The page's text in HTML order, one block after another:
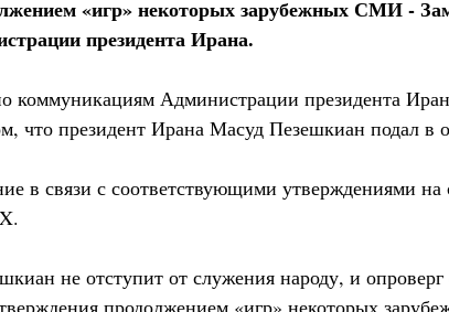
«игр» некоторых зарубежных СМИ -
президента Ирана.
коммуникациям Администрации президента
что президент Ирана Масуд Пезешкиан подал в
в связи с соответствующими утверждениями на
не отступит от служения народу, и
продолжением «игр» некоторых